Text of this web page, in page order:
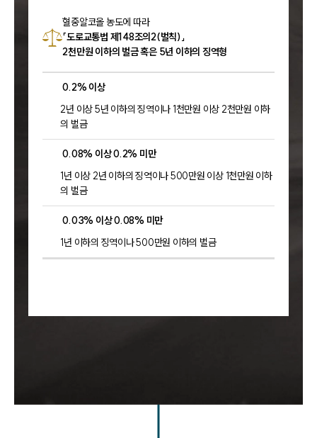
혈중알코올 농도에 따라
「도로교통법 제148조의2(벌칙)」
2천만원 이하의 벌금 혹은 5년 이하의 징역형
0.2% 이상
2년 이상 5년 이하의 징역이나 1천만원 이상 2천만원 이하
의 벌금
0.08% 이상 0.2% 미만
1년 이상 2년 이하의 징역이나 500만원 이상 1천만원 이하
의 벌금
0.03% 이상 0.08% 미만
1년 이하의 징역이나 500만원 이하의 벌금